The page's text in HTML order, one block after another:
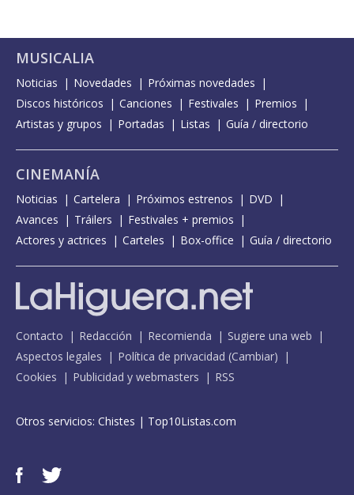
MUSICALIA
Noticias Novedades
Próximas novedades
Discos históricos
Canciones Festivales
Premios
Artistas y grupos
Portadas Listas Guía / directorio
CINEMANÍA
Noticias Cartelera Próximos estrenos
DVD
Avances
Tráilers
Festivales + premios
Actores y actrices
Carteles Box-office Guía / directorio
Contacto Redacción Recomienda
Sugiere una web
Aspectos legales
Política de privacidad (Cambiar)
Cookies
Publicidad y webmasters RSS
Otros servicios: Chistes | Top10Listas.com